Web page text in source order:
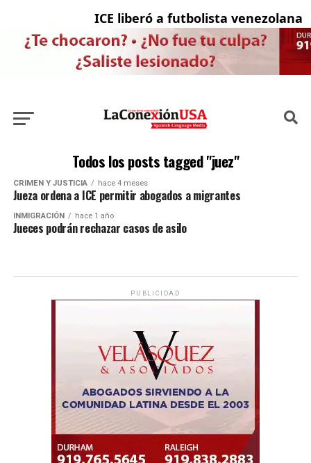
ICE liberó a futbolista venezolana
Todos los posts tagged "juez"
CRIMEN Y JUSTICIA hace 4 meses
Jueza ordena a ICE permitir abogados a migrantes
INMIGRACIÓN hace 1 año
Jueces podrán rechazar casos de asilo
PUBLICIDAD